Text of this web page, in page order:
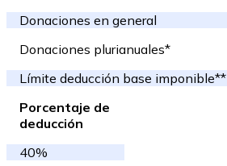
Donaciones en general
Donaciones plurianuales*
Límite deducción base imponible**
Porcentaje de
deducción
40%